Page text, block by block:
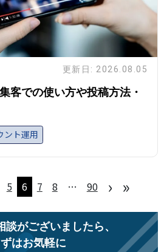
更新日: 2026.08.05
客での使い方や投稿方法・
ント運用
5 6 7 8 … 90 › »
談がございましたら、
はお気軽に